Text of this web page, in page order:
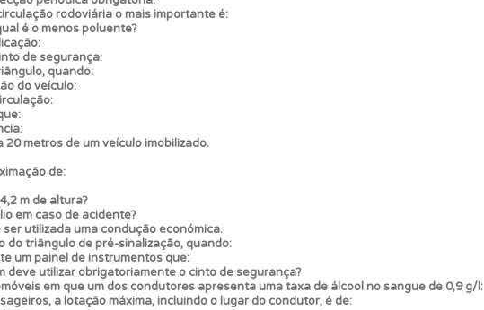
no seu perfil.
lhe questões a que ainda não respondeu.
errou no seu perfil.
do teste quando o termina.
dos nossos utilizadores e deixe o seu!
rodoviária o mais importante é:
é o menos poluente?
de segurança:
quando:
do veículo:
metros de um veículo imobilizado.
de:
m de altura?
em caso de acidente?
utilizada uma condução económica.
do triângulo de pré-sinalização, quando:
um painel de instrumentos que:
deve utilizar obrigatoriamente o cinto de segurança?
em que um dos condutores apresenta uma taxa de álcool no sangue de 0,9 g/l:
a lotação máxima, incluindo o lugar do condutor, é de: